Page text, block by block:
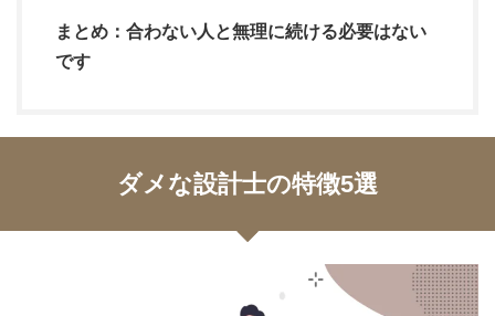
まとめ：合わない人と無理に続ける必要はない
です
ダメな設計士の特徴5選